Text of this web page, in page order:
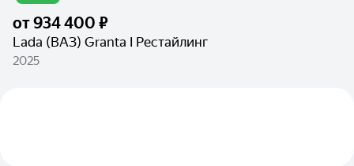
от934 400 ₽
Lada (ВАЗ) Granta I Рестайлинг
2025